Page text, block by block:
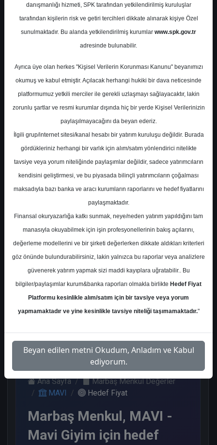
TİCARET A.Ş.
Hedef Fiyat 62.22 ₺
Getiri
%58.97
0 0
En Yüksek Tahmin
Ortalama Fiyat Tahmini 62,61 ₺
Ortalama Getiri Potansiyeli %59.97
Kurum Sayısı
15
9 1
Paralel
Get.
2
Üstü
Get.
2
Yok
1
Çarşamba, 10 Haziran 2026
Ana Sayfa
Marbaş Menkul Değerler
MAVI
Hedef Fiyat
Marbaş Menkul, MAVI -
Mavi Giyim için hedef
danışmanlığı hizmeti, SPK tarafından yetkilendirilmiş kuruluşlar
tarafından kişilerin risk ve getiri tercihleri dikkate alınarak kişiye Özel
sunulmaktadır. Bu alanda yetkilendirilmiş kurumlar www.spk.gov.tr
adresinde bulunabilir.
Ayrıca üye olan herkes "Kişisel Verilerin Korunması Kanunu" beyanımızı
okumuş ve kabul etmiştir. Açılacak herhangi hukiki bir dava neticesinde
platformumuz yetkili merciler ile gerekli uzlaşmayı sağlayacaktır, lakin
zorunlu şartlar ve resmi kurumlar dışında hiç bir yerde Kişisel Verilerinizin
paylaşılmayacağını da beyan ederiz.
İlgili grup/internet sitesi/kanal hesabı bir yatırım kuruluşu değildir. Burada
gördükleriniz herhangi bir varlık için alım/satım yönlendirici nitelikte
tavsiye veya yorum niteliğinde paylaşımlar değildir, sadece yatırımcıların
kendisini geliştirmesi, ve bu piyasada bilinçli yatırımcıların çoğalması
maksadıyla bazı banka ve aracı kurumların raporlarını ve hedef fiyatlarını
paylaşmaktadır.
Finansal okuryazarlığa katkı sunmak, neye/neden yatırım yapıldığını tam
manasıyla okuyabilmek için işin profesyonellerinin bakış açılarını,
değerleme modellerini ve bir şirketi değerlerken dikkate aldıkları kriterleri
göz önünde bulundurabilirsiniz, lakin yalnızca bu raporlar veya analizlere
güvenerek yatırım yapmak sizi maddi kayıplara uğratabilir.. Bu
bilgiler/paylaşımlar kurum&banka raporları olmakla birlikte Hedef Fiyat
Platformu kesinlikle alım/satım için bir tavsiye veya yorum
yapmamaktadır ve yine kesinlikle tavsiye niteliği taşımamaktadır."
Beyan edilen metni Okudum, Anladım ve Kabul
ediyorum.